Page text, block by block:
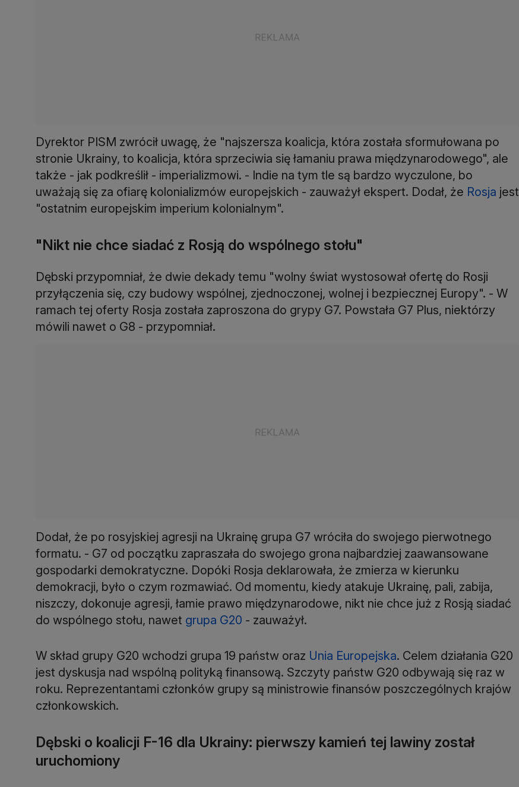
Dyrektor PISM zwrócił uwagę, że "najszersza koalicja, która została sformułowana po
stronie Ukrainy, to koalicja, która sprzeciwia się łamaniu prawa międzynarodowego", ale
także - jak podkreślił - imperializmowi. - Indie na tym tle są bardzo wyczulone, bo
uważają się za ofiarę kolonializmów europejskich - zauważył ekspert. Dodał, że Rosja jest
"ostatnim europejskim imperium kolonialnym".
"Nikt nie chce siadać z Rosją do wspólnego stołu"
Dębski przypomniał, że dwie dekady temu "wolny świat wystosował ofertę do Rosji
przyłączenia się, czy budowy wspólnej, zjednoczonej, wolnej i bezpiecznej Europy". - W
ramach tej oferty Rosja została zaproszona do grypy G7. Powstała G7 Plus, niektórzy
mówili nawet o G8 - przypomniał.
Dodał, że po rosyjskiej agresji na Ukrainę grupa G7 wróciła do swojego pierwotnego
formatu. - G7 od początku zapraszała do swojego grona najbardziej zaawansowane
gospodarki demokratyczne. Dopóki Rosja deklarowała, że zmierza w kierunku
demokracji, było o czym rozmawiać. Od momentu, kiedy atakuje Ukrainę, pali, zabija,
niszczy, dokonuje agresji, łamie prawo międzynarodowe, nikt nie chce już z Rosją siadać
do wspólnego stołu, nawet grupa G20 - zauważył.
W skład grupy G20 wchodzi grupa 19 państw oraz Unia Europejska. Celem działania G20
jest dyskusja nad wspólną polityką finansową. Szczyty państw G20 odbywają się raz w
roku. Reprezentantami członków grupy są ministrowie finansów poszczególnych krajów
członkowskich.
Dębski o koalicji F-16 dla Ukrainy: pierwszy kamień tej lawiny został
uruchomiony